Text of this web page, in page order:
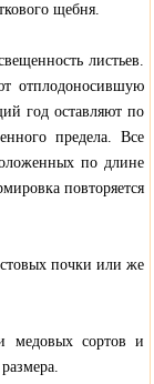
щебня.
листьев.
отплодоносившую
год оставляют по
предела. Все
по длине
повторяется
почки или же
медовых сортов и